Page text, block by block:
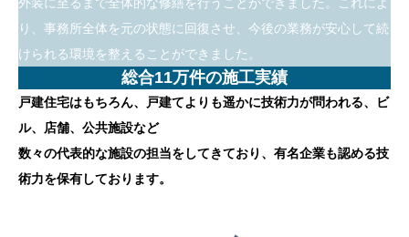
り、事務所全体を元の状態に回復させ、今後の業務が安心して続
けられる環境を整えることができました。
総合11万件の施工実績
戸建住宅はもちろん、戸建てよりも遥かに技術力が問われる、ビ
ル、店舗、公共施設など
数々の代表的な施設の担当をしてきており、有名企業も認める技
術力を保有しております。